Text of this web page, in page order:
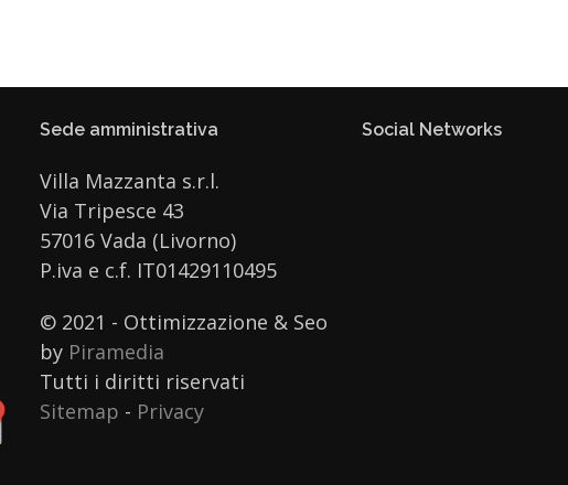
Sede amministrativa
Villa Mazzanta s.r.l.
Via Tripesce 43
57016 Vada (Livorno)
P.iva e c.f. IT01429110495
© 2021 - Ottimizzazione & Seo
by Piramedia
Tutti i diritti riservati
Sitemap - Privacy
Social Networks